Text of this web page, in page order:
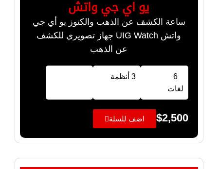
يو اي جي واتش
ساعة الكشف عن الذهب والكنوز يو أي جي
واتش UIG Watch جهاز تصويري للكشف
عن الذهب
6
لغات
3 أنظمة
$2,500 اضف للسلة